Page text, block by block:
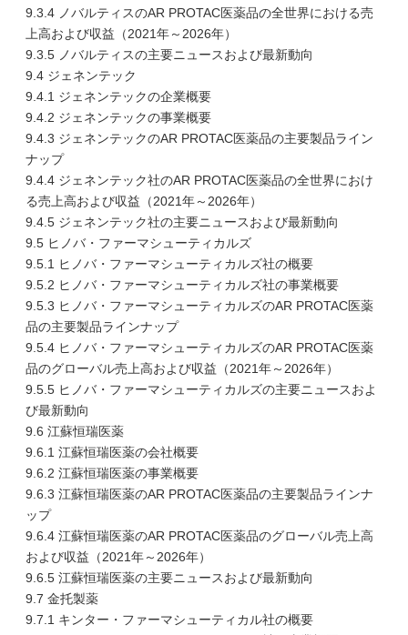
9.3.4 ノバルティスのAR PROTAC医薬品の全世界における売
上高および収益（2021年～2026年）
9.3.5 ノバルティスの主要ニュースおよび最新動向
9.4 ジェネンテック
9.4.1 ジェネンテックの企業概要
9.4.2 ジェネンテックの事業概要
9.4.3 ジェネンテックのAR PROTAC医薬品の主要製品ライン
ナップ
9.4.4 ジェネンテック社のAR PROTAC医薬品の全世界におけ
る売上高および収益（2021年～2026年）
9.4.5 ジェネンテック社の主要ニュースおよび最新動向
9.5 ヒノバ・ファーマシューティカルズ
9.5.1 ヒノバ・ファーマシューティカルズ社の概要
9.5.2 ヒノバ・ファーマシューティカルズ社の事業概要
9.5.3 ヒノバ・ファーマシューティカルズのAR PROTAC医薬
品の主要製品ラインナップ
9.5.4 ヒノバ・ファーマシューティカルズのAR PROTAC医薬
品のグローバル売上高および収益（2021年～2026年）
9.5.5 ヒノバ・ファーマシューティカルズの主要ニュースおよ
び最新動向
9.6 江蘇恒瑞医薬
9.6.1 江蘇恒瑞医薬の会社概要
9.6.2 江蘇恒瑞医薬の事業概要
9.6.3 江蘇恒瑞医薬のAR PROTAC医薬品の主要製品ラインナ
ップ
9.6.4 江蘇恒瑞医薬のAR PROTAC医薬品のグローバル売上高
および収益（2021年～2026年）
9.6.5 江蘇恒瑞医薬の主要ニュースおよび最新動向
9.7 金托製薬
9.7.1 キンター・ファーマシューティカル社の概要